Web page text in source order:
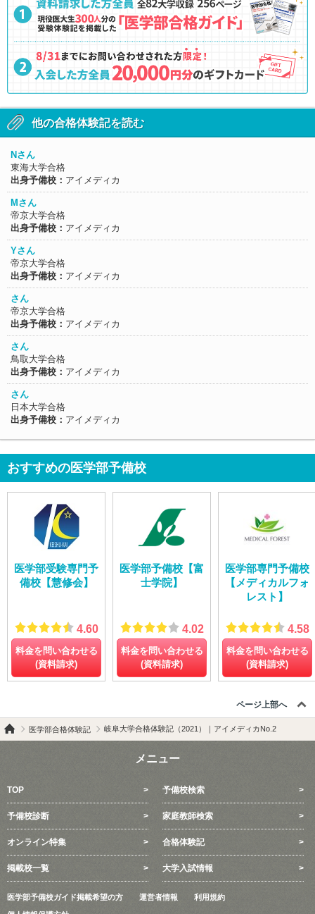
他の合格体験記を読む
Nさん
東海大学合格
出身予備校： アイメディカ
Mさん
帝京大学合格
出身予備校： アイメディカ
Yさん
帝京大学合格
出身予備校： アイメディカ
さん
帝京大学合格
出身予備校： アイメディカ
さん
鳥取大学合格
出身予備校： アイメディカ
さん
日本大学合格
出身予備校： アイメディカ
おすすめの医学部予備校
医学部受験専門予
備校【慧修会】
4.60
料金を問い合わせる
(資料請求)
医学部予備校【富
士学院】
4.02
料金を問い合わせる
(資料請求)
医学部専門予備校
【メディカルフォ
レスト】
4.58
料金を問い合わせる
(資料請求)
ページ上部へ
医学部合格体験記 岐阜大学合格体験記（2021）｜アイメディカNo.2
メニュー
TOP 予備校検索
予備校診断 家庭教師検索
オンライン特集 合格体験記
掲載校一覧 大学入試情報
医学部予備校ガイド掲載希望の方 運営者情報 利用規約